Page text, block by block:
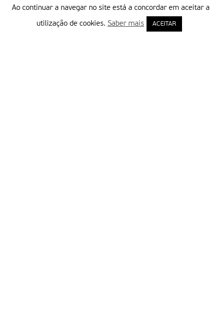
Ao continuar a navegar no site está a concordar em aceitar a
utilização de cookies. Saber mais ACEITAR